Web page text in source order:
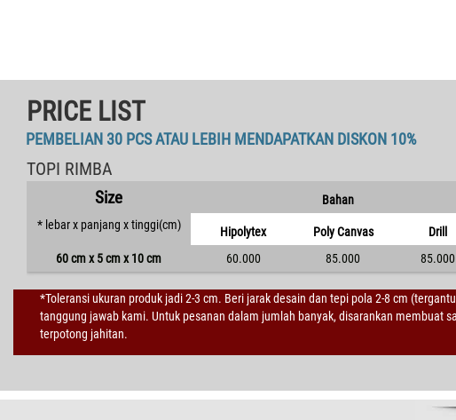
PRICE LIST
PEMBELIAN 30 PCS ATAU LEBIH MENDAPATKAN DISKON 10%
TOPI RIMBA
Size
* lebar x panjang x tinggi(cm)
Bahan
Hipolytex Poly Canvas
Drill
60 cm x 5 cm x 10 cm
60.000 85.000 85.000
*Toleransi ukuran produk jadi 2-3 cm. Beri jarak desain dan tepi pola 2-8 cm
tanggung jawab kami. Untuk pesanan dalam jumlah banyak, disarankan membuat
terpotong jahitan.